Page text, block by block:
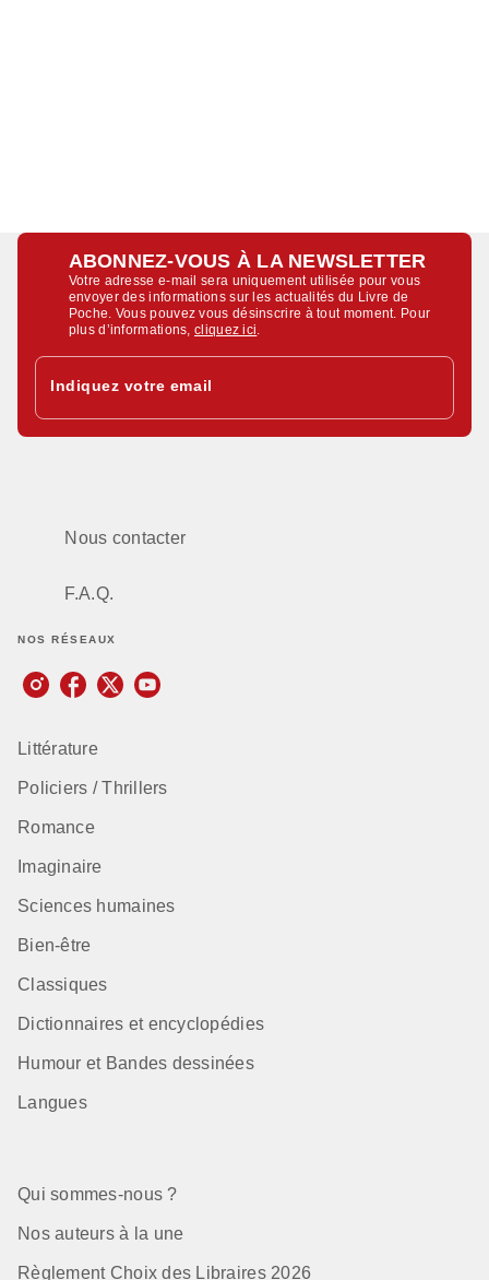
ABONNEZ-VOUS À LA NEWSLETTER
Votre adresse e-mail sera uniquement utilisée pour vous
envoyer des informations sur les actualités du Livre de
Poche. Vous pouvez vous désinscrire à tout moment. Pour
plus d’informations,cliquez ici.
Indiquez votre email
Nous contacter
F.A.Q.
NOS RÉSEAUX
Littérature
Policiers / Thrillers
Romance
Imaginaire
Sciences humaines
Bien-être
Classiques
Dictionnaires et encyclopédies
Humour et Bandes dessinées
Langues
Qui sommes-nous ?
Nos auteurs à la une
Règlement Choix des Libraires 2026